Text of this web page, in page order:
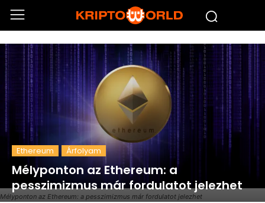
Mélyponton az Ethereum: a pesszimizmus már fordulatot jelezhet
Ethereum Árfolyam
Mélyponton az Ethereum: a
pesszimizmus már fordulatot jelezhet